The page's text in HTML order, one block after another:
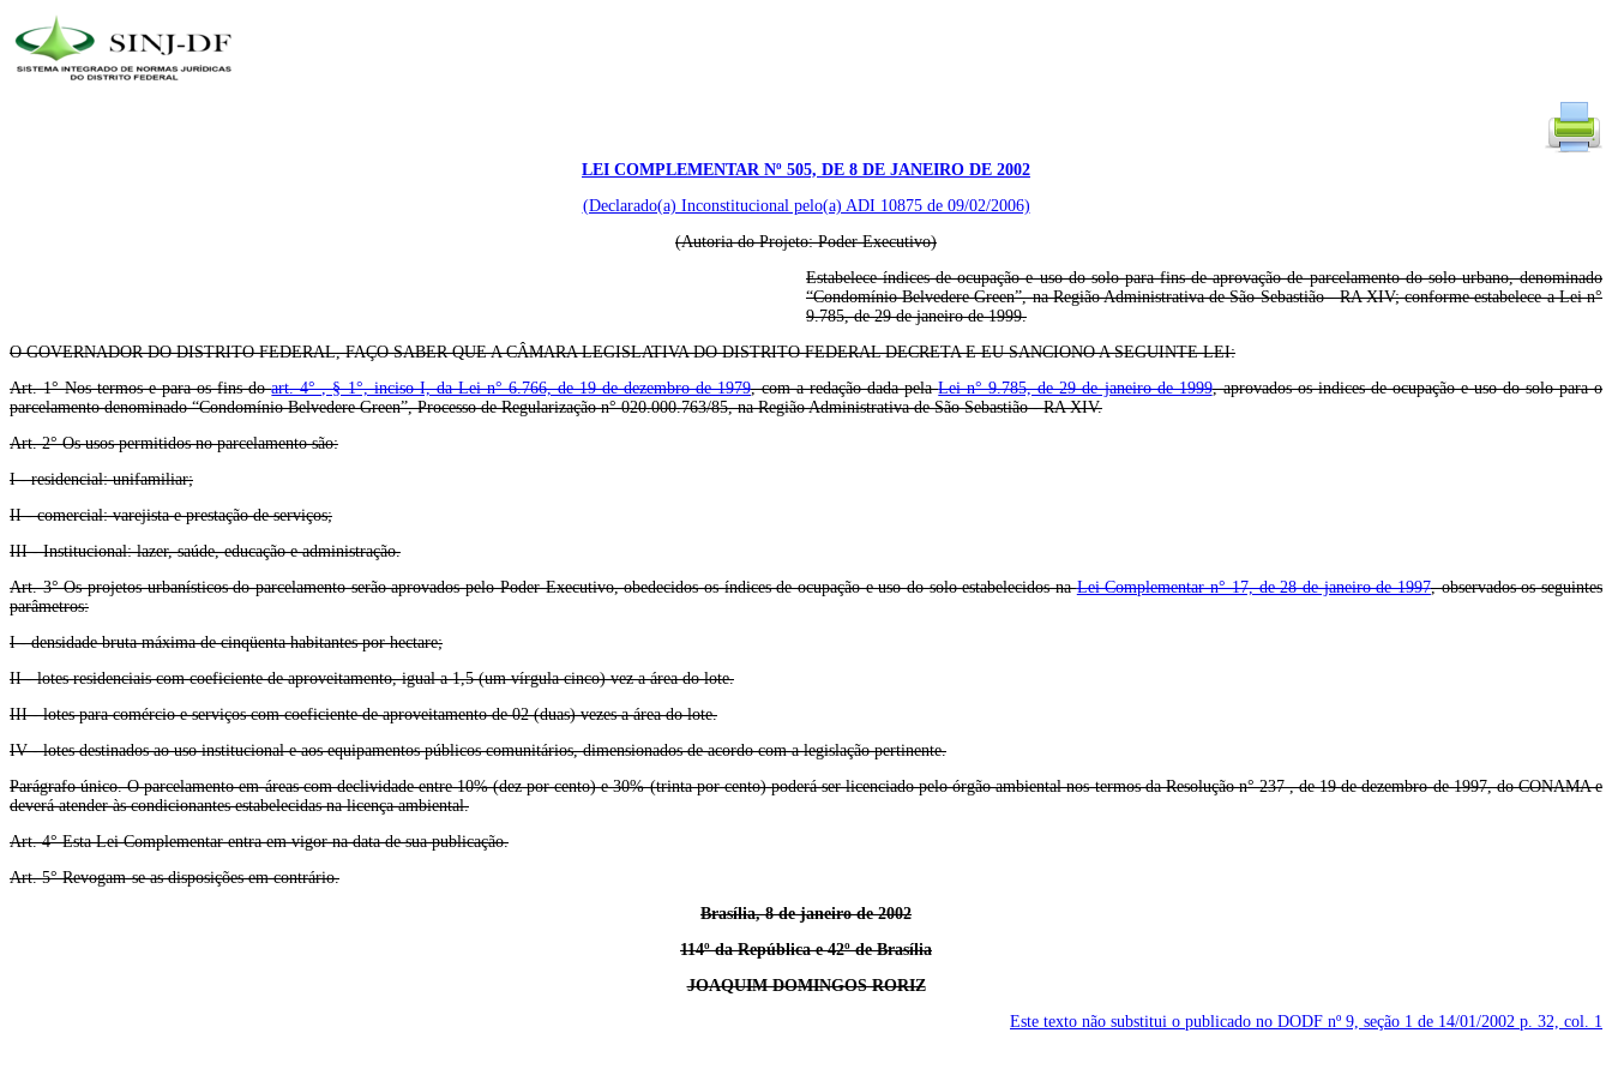
LEI COMPLEMENTAR Nº 505, DE 8 DE JANEIRO DE 2002
(Declarado(a) Inconstitucional pelo(a) ADI 10875 de 09/02/2006)
(Autoria do Projeto: Poder Executivo)
Estabelece índices de ocupação e uso do solo para fins de aprovação de parcelamento do solo urbano, denominado
“Condomínio Belvedere Green”, na Região Administrativa de São Sebastião - RA XIV; conforme estabelece a Lei n°
9.785, de 29 de janeiro de 1999.
O GOVERNADOR DO DISTRITO FEDERAL, FAÇO SABER QUE A CÂMARA LEGISLATIVA DO DISTRITO FEDERAL DECRETA E EU SANCIONO A SEGUINTE LEI:
Art. 1° Nos termos e para os fins doart. 4° , § 1°, inciso I, da Lei n° 6.766, de 19 de dezembro de 1979, com a redação dada pelaLei n° 9.785, de 29 de janeiro de 1999, aprovados os indices de ocupação e uso do solo para o
parcelamento denominado “Condomínio Belvedere Green”, Processo de Regularização n° 020.000.763/85, na Região Administrativa de São Sebastião - RA XIV.
Art. 2° Os usos permitidos no parcelamento são:
I - residencial: unifamiliar;
II - comercial: varejista e prestação de serviços;
III - Institucional: lazer, saúde, educação e administração.
Art. 3° Os projetos urbanísticos do parcelamento serão aprovados pelo Poder Executivo, obedecidos os índices de ocupação e uso do solo estabelecidos naLei Complementar n° 17, de 28 de janeiro de 1997, observados os seguintes
parâmetros:
I - densidade bruta máxima de cinqüenta habitantes por hectare;
II - lotes residenciais com coeficiente de aproveitamento, igual a 1,5 (um vírgula cinco) vez a área do lote.
III - lotes para comércio e serviços com coeficiente de aproveitamento de 02 (duas) vezes a área do lote.
IV - lotes destinados ao uso institucional e aos equipamentos públicos comunitários, dimensionados de acordo com a legislação pertinente.
Parágrafo único. O parcelamento em áreas com declividade entre 10% (dez por cento) e 30% (trinta por cento) poderá ser licenciado pelo órgão ambiental nos termos da Resolução n° 237 , de 19 de dezembro de 1997, do CONAMA e
deverá atender às condicionantes estabelecidas na licença ambiental.
Art. 4° Esta Lei Complementar entra em vigor na data de sua publicação.
Art. 5° Revogam-se as disposições em contrário.
Brasília, 8 de janeiro de 2002
114º da República e 42º de Brasília
JOAQUIM DOMINGOS RORIZ
Este texto não substitui o publicado no DODF nº 9, seção 1 de 14/01/2002 p. 32, col. 1